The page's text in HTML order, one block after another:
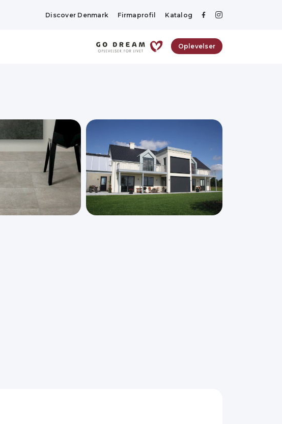
Discover Denmark Firmaprofil Katalog
Oplevelser